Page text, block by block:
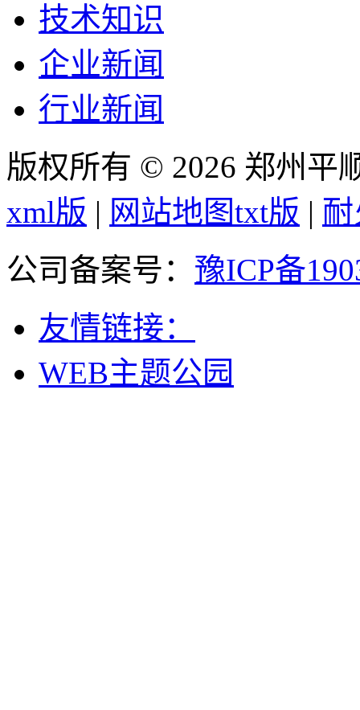
技术知识
企业新闻
行业新闻
版权所有 © 2026 郑州平
xml版 | 网站地图txt版 |
公司备案号： 豫ICP备
友情链接：
WEB主题公园